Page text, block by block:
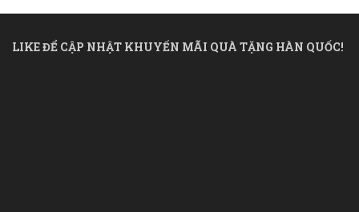
LIKE ĐỂ CẬP NHẬT KHUYẾN MÃI QUÀ TẶNG HÀN QUỐC!